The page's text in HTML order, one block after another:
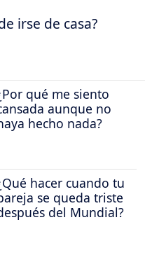
irse de casa?
qué me siento
aunque no
hecho nada?
hacer cuando tu
se queda triste
del Mundial?